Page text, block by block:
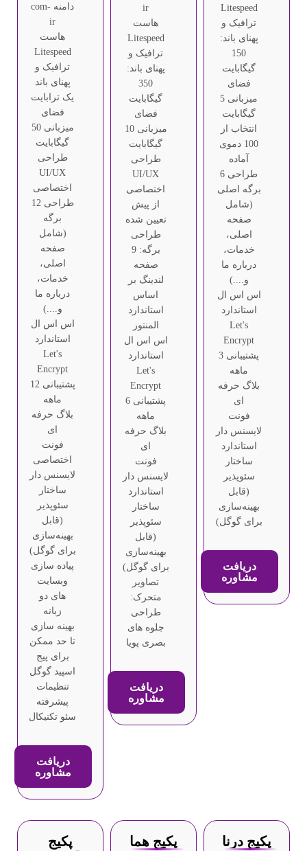
Litespeed
ترافیک و
پهنای باند:
150
گیگابایت
فضای
میزبانی 5
گیگابایت
انتخاب از
100 دموی
آماده
طراحی 6
برگه اصلی
(شامل
صفحه
اصلی،
خدمات،
درباره ما
و....)
اس اس ال
استاندارد
Let's
Encrypt
پشتیبانی 3
ماهه
بلاگ حرفه
ای
فونت
لایسنس دار
استاندارد
ساختار
سئوپذیر
(قابل
بهینه‌سازی
برای گوگل)
دریافت
مشاوره
ir
هاست
Litespeed
ترافیک و
پهنای باند:
350
گیگابایت
فضای
میزبانی 10
گیگابایت
طراحی
UI/UX
اختصاصی
از پیش
تعیین شده
طراحی
برگه: 9
صفحه
لندینگ بر
اساس
استاندارد
المنتور
اس اس ال
استاندارد
Let's
Encrypt
پشتیبانی 6
ماهه
بلاگ حرفه
ای
فونت
لایسنس دار
استاندارد
ساختار
سئوپذیر
(قابل
بهینه‌سازی
برای گوگل)
تصاویر
متحرک:
طراحی
جلوه های
بصری پویا
دریافت
مشاوره
دامنه com-
ir
هاست
Litespeed
ترافیک و
پهنای باند
یک ترابایت
فضای
میزبانی 50
گیگابایت
طراحی
UI/UX
اختصاصی
طراحی 12
برگه
(شامل
صفحه
اصلی،
خدمات،
درباره ما
و....)
اس اس ال
استاندارد
Let's
Encrypt
پشتیبانی 12
ماهه
بلاگ حرفه
ای
فونت
اختصاصی
لایسنس دار
ساختار
سئوپذیر
(قابل
بهینه‌سازی
برای گوگل)
پیاده سازی
وبسایت
های دو
زبانه
بهینه سازی
تا حد ممکن
برای پیج
اسپید گوگل
تنظیمات
پیشرفته
سئو تکنیکال
دریافت
مشاوره
پکیج درنا پکیج هما
پکیج